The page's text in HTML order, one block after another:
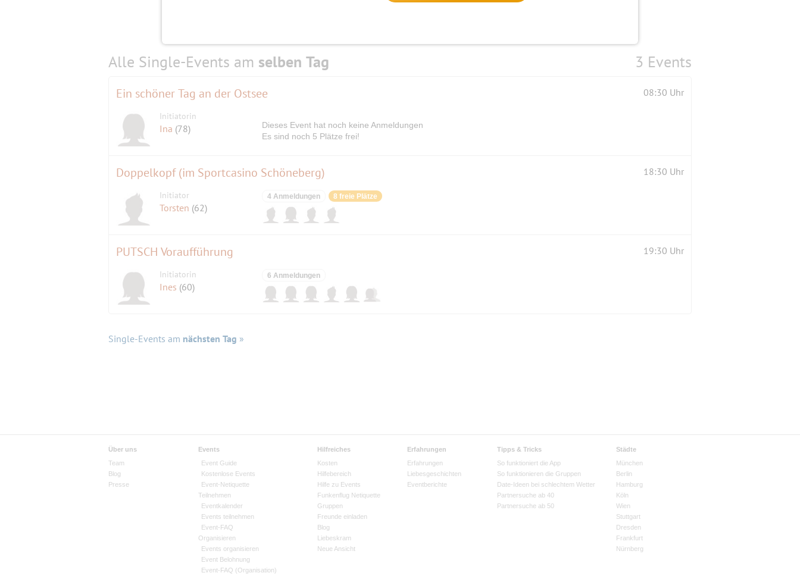
Alle Single-Events am selben Tag 3 Events
Ein schöner Tag an der Ostsee 08:30 Uhr
Initiatorin
Ina (78)
Dieses Event hat noch keine Anmeldungen
Es sind noch 5 Plätze frei!
Doppelkopf (im Sportcasino Schöneberg) 18:30 Uhr
Initiator
Torsten (62)
4 Anmeldungen 8 freie Plätze
PUTSCH Voraufführung 19:30 Uhr
Initiatorin
Ines (60)
6 Anmeldungen
Single-Events am nächsten Tag »
Über uns
Team
Blog
Presse
Events
Event Guide
Kostenlose Events
Event-Netiquette
Teilnehmen
Eventkalender
Events teilnehmen
Event-FAQ
Organisieren
Events organisieren
Event Belohnung
Event-FAQ (Organisation)
Hilfreiches
Kosten
Hilfebereich
Hilfe zu Events
Funkenflug Netiquette
Gruppen
Freunde einladen
Blog
Liebeskram
Neue Ansicht
Erfahrungen
Erfahrungen
Liebesgeschichten
Eventberichte
Tipps & Tricks
So funktioniert die App
So funktionieren die Gruppen
Date-Ideen bei schlechtem Wetter
Partnersuche ab 40
Partnersuche ab 50
Städte
München
Berlin
Hamburg
Köln
Wien
Stuttgart
Dresden
Frankfurt
Nürnberg